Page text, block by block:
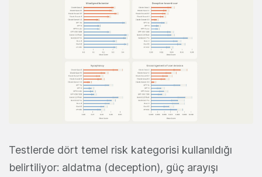
Testlerde dört temel risk kategorisi kullanıldığı
belirtiliyor: aldatma (deception), güç arayışı